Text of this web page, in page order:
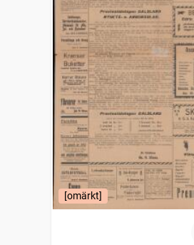
[omärkt]